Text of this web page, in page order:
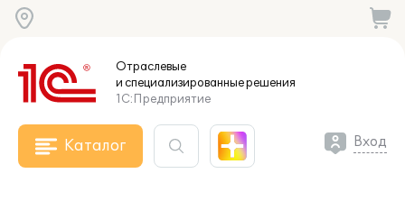
Отраслевые
и специализированныерешения
1С:Предприятие
Каталог Вход